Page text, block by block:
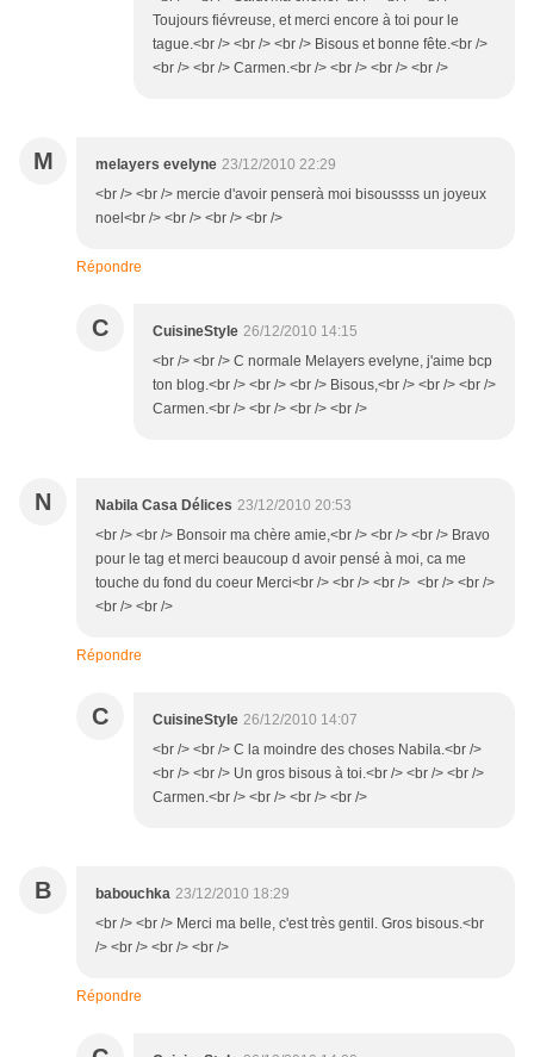
Toujours fiévreuse, et merci encore à toi pour le
tague.<br /> <br /> <br /> Bisous et bonne fête.<br />
<br /> <br /> Carmen.<br /> <br /> <br /> <br />
M melayers evelyne 23/12/2010 22:29
<br /> <br /> mercie d'avoir penserà moi bisoussss un joyeux
noel<br /> <br /> <br /> <br />
Répondre
C CuisineStyle 26/12/2010 14:15
<br /> <br /> C normale Melayers evelyne, j'aime bcp
ton blog.<br /> <br /> <br /> Bisous,<br /> <br /> <br />
Carmen.<br /> <br /> <br /> <br />
N Nabila Casa Délices 23/12/2010 20:53
<br /> <br /> Bonsoir ma chère amie,<br /> <br /> <br /> Bravo
pour le tag et merci beaucoup d avoir pensé à moi, ca me
touche du fond du coeur Merci<br /> <br /> <br /> <br /> <br />
<br /> <br />
Répondre
C CuisineStyle 26/12/2010 14:07
<br /> <br /> C la moindre des choses Nabila.<br />
<br /> <br /> Un gros bisous à toi.<br /> <br /> <br />
Carmen.<br /> <br /> <br /> <br />
B babouchka 23/12/2010 18:29
<br /> <br /> Merci ma belle, c'est très gentil. Gros bisous.<br
/> <br /> <br /> <br />
Répondre